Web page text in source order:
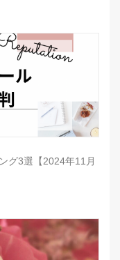
グ3選【2024年11月